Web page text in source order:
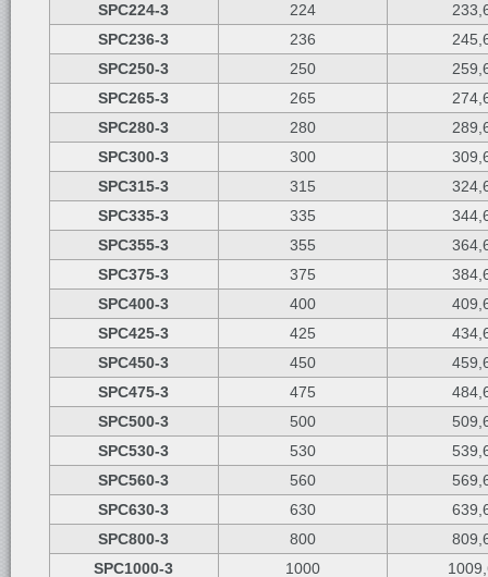
SPC224-3
224
SPC236-3
236
SPC250-3
250
SPC265-3
265
SPC280-3
280
SPC300-3
300
SPC315-3
315
SPC335-3
335
SPC355-3
355
SPC375-3
375
SPC400-3
400
SPC425-3
425
SPC450-3
450
SPC475-3
475
SPC500-3
500
SPC530-3
530
SPC560-3
560
SPC630-3
630
SPC800-3
800
SPC1000-3
1000